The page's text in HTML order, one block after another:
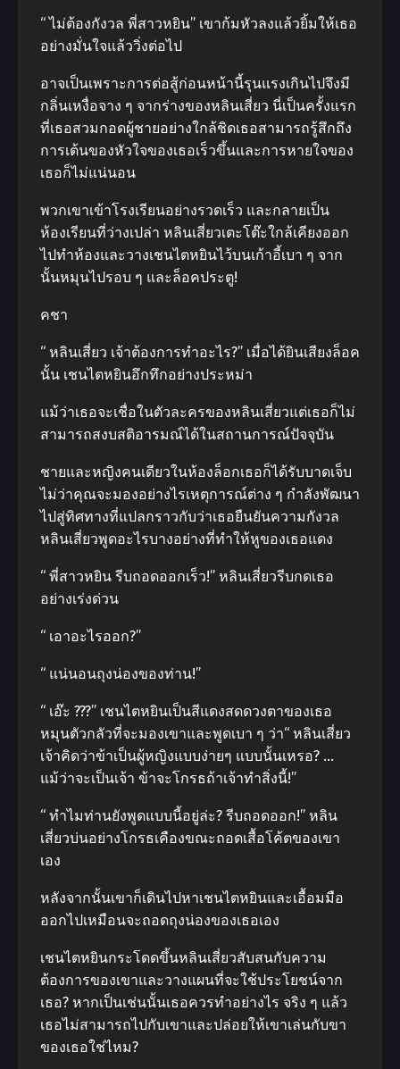
“ ไม่ต้องกังวล พี่สาวหยิน” เขาก้มหัวลงแล้วยิ้มให้เธอ
อย่างมั่นใจแล้ววิ่งต่อไป
อาจเป็นเพราะการต่อสู้ก่อนหน้านี้รุนแรงเกินไปจึงมี
กลิ่นเหงื่อจาง ๆ จากร่างของหลินเสี่ยว นี่เป็นครั้งแรก
ที่เธอสวมกอดผู้ชายอย่างใกล้ชิดเธอสามารถรู้สึกถึง
การเต้นของหัวใจของเธอเร็วขึ้นและการหายใจของ
เธอก็ไม่แน่นอน
พวกเขาเข้าโรงเรียนอย่างรวดเร็ว และกลายเป็น
ห้องเรียนที่ว่างเปล่า หลินเสี่ยวเตะโต๊ะใกล้เคียงออก
ไปทำห้องและวางเชนไตหยินไว้บนเก้าอี้เบา ๆ จาก
นั้นหมุนไปรอบ ๆ และล็อคประตู!
คชา
“ หลินเสี่ยว เจ้าต้องการทำอะไร?” เมื่อได้ยินเสียงล็อค
นั้น เชนไตหยินอึกทึกอย่างประหม่า
แม้ว่าเธอจะเชื่อในตัวละครของหลินเสี่ยวแต่เธอก็ไม่
สามารถสงบสติอารมณ์ได้ในสถานการณ์ปัจจุบัน
ชายและหญิงคนเดียวในห้องล็อกเธอก็ได้รับบาดเจ็บ
ไม่ว่าคุณจะมองอย่างไรเหตุการณ์ต่าง ๆ กำลังพัฒนา
ไปสู่ทิศทางที่แปลกราวกับว่าเธอยืนยันความกังวล
หลินเสี่ยวพูดอะไรบางอย่างที่ทำให้หูของเธอแดง
“ พี่สาวหยิน รีบถอดออกเร็ว!” หลินเสี่ยวรีบกดเธอ
อย่างเร่งด่วน
“ เอาอะไรออก?”
“ แน่นอนถุงน่องของท่าน!”
“ เอ๊ะ ???” เชนไตหยินเป็นสีแดงสดดวงตาของเธอ
หมุนตัวกลัวที่จะมองเขาและพูดเบา ๆ ว่า“ หลินเสี่ยว
เจ้าคิดว่าข้าเป็นผู้หญิงแบบง่ายๆ แบบนั้นเหรอ? …
แม้ว่าจะเป็นเจ้า ข้าจะโกรธถ้าเจ้าทำสิ่งนี้!”
“ ทำไมท่านยังพูดแบบนี้อยู่ล่ะ? รีบถอดออก!” หลิน
เสี่ยวบ่นอย่างโกรธเคืองขณะถอดเสื้อโค้ตของเขา
เอง
หลังจากนั้นเขาก็เดินไปหาเชนไตหยินและเอื้อมมือ
ออกไปเหมือนจะถอดถุงน่องของเธอเอง
เชนไตหยินกระโดดขึ้นหลินเสี่ยวสับสนกับความ
ต้องการของเขาและวางแผนที่จะใช้ประโยชน์จาก
เธอ? หากเป็นเช่นนั้นเธอควรทำอย่างไร จริง ๆ แล้ว
เธอไม่สามารถไปกับเขาและปล่อยให้เขาเล่นกับขา
ของเธอใช่ไหม?